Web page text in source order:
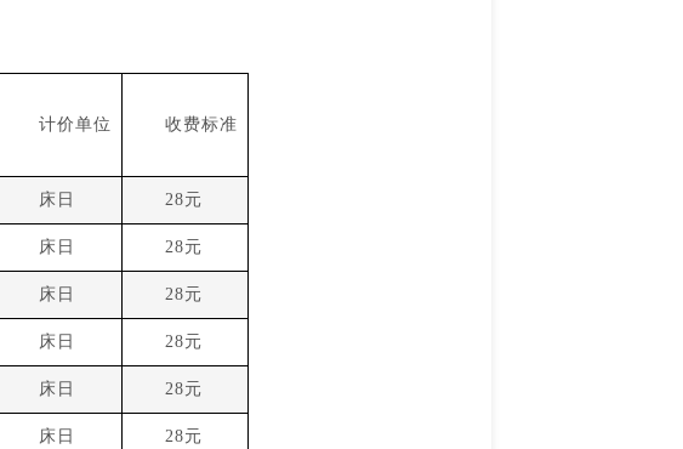
计价单位 收费标准
床日 28元
床日 28元
床日 28元
床日 28元
床日 28元
床日 28元